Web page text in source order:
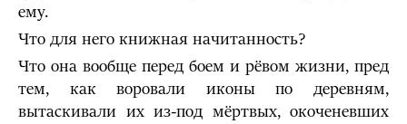
ему.
Что для него книжная начитанность?
Что она вообще перед боем и рёвом жизни, пред
тем, как воровали иконы по деревням,
вытаскивали их из-под мёртвых, окоченевших